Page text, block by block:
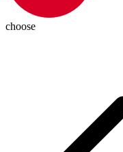
choose